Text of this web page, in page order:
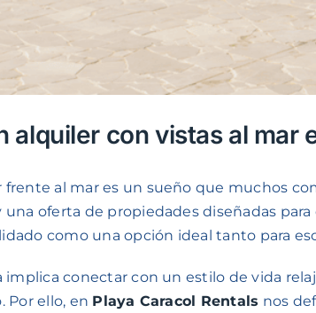
alquiler con vistas al mar
frente al mar es un sueño que muchos
oferta de propiedades diseñadas
como una opción ideal tanto para
implica conectar con un estilo de vida
Por ello, en Playa Caracol Rentals nos